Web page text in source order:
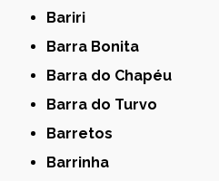
Bariri
Barra Bonita
Barra do Chapéu
Barra do Turvo
Barretos
Barrinha